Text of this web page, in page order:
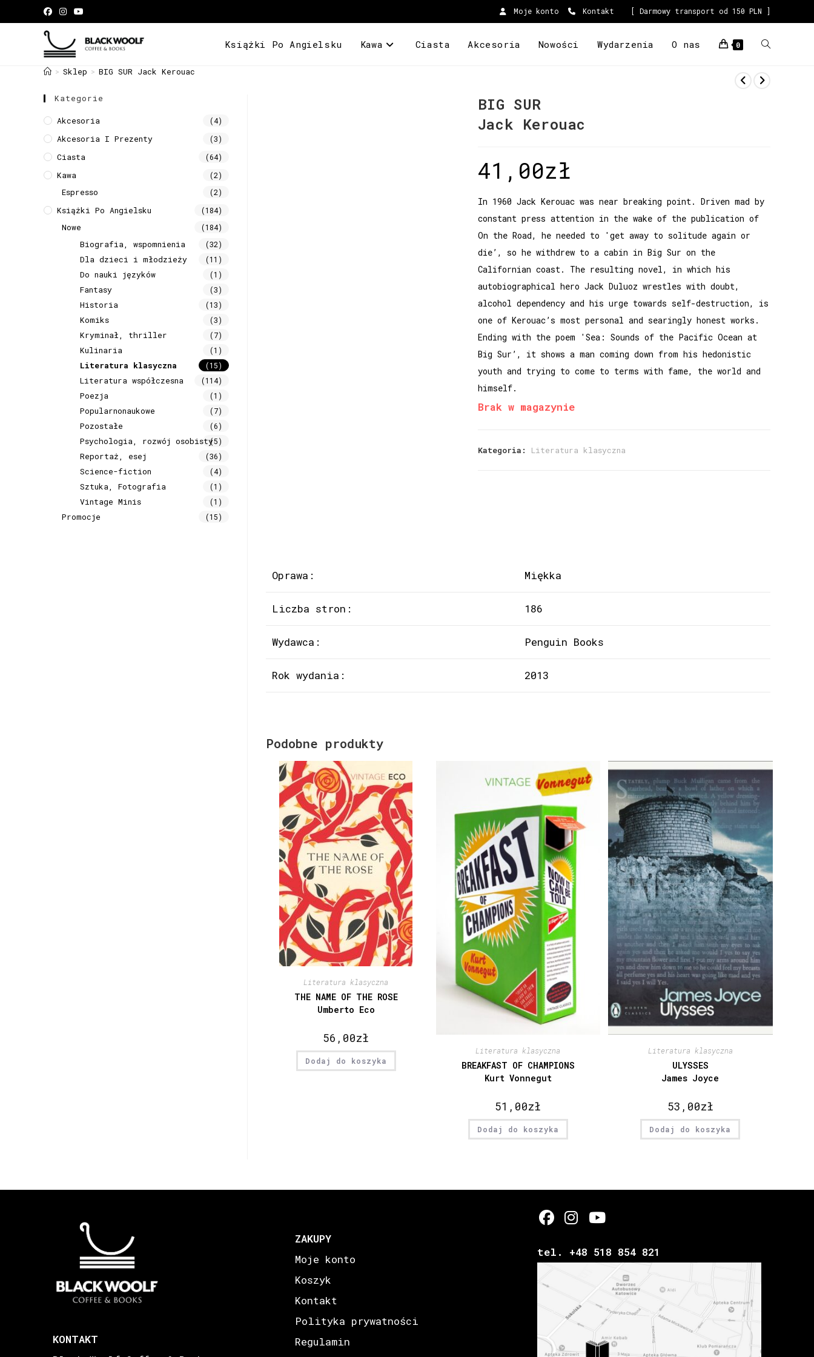
Moje konto Kontakt [ Darmowy transport od 150 PLN ]
Książki Po Angielsku Kawa Ciasta Akcesoria Nowości Wydarzenia O nas 0
> Sklep > BIG SUR Jack Kerouac
BIG SUR
Jack Kerouac
41,00zł
In 1960 Jack Kerouac was near breaking point. Driven mad by
constant press attention in the wake of the publication of
On the Road, he needed to 'get away to solitude again or
die’, so he withdrew to a cabin in Big Sur on the
Californian coast. The resulting novel, in which his
autobiographical hero Jack Duluoz wrestles with doubt,
alcohol dependency and his urge towards self-destruction, is
one of Kerouac’s most personal and searingly honest works.
Ending with the poem 'Sea: Sounds of the Pacific Ocean at
Big Sur’, it shows a man coming down from his hedonistic
youth and trying to come to terms with fame, the world and
himself.
Brak w magazynie
Kategoria: Literatura klasyczna
Oprawa: Miękka
Liczba stron: 186
Wydawca: Penguin Books
Rok wydania: 2013
Podobne produkty
Literatura klasyczna
THE NAME OF THE ROSE
Umberto Eco
56,00zł
Dodaj do koszyka
Literatura klasyczna
BREAKFAST OF CHAMPIONS
Kurt Vonnegut
51,00zł
Dodaj do koszyka
Literatura klasyczna
ULYSSES
James Joyce
53,00zł
Dodaj do koszyka
Kategorie
Akcesoria (4)
Akcesoria I Prezenty (3)
Ciasta (64)
Kawa (2)
Espresso (2)
Książki Po Angielsku (184)
Nowe (184)
Biografia, wspomnienia (32)
Dla dzieci i młodzieży (11)
Do nauki języków (1)
Fantasy (3)
Historia (13)
Komiks (3)
Kryminał, thriller (7)
Kulinaria (1)
Literatura klasyczna (15)
Literatura współczesna (114)
Poezja (1)
Popularnonaukowe (7)
Pozostałe (6)
Psychologia, rozwój osobisty(5)
Reportaż, esej (36)
Science-fiction (4)
Sztuka, Fotografia (1)
Vintage Minis (1)
Promocje (15)
KONTAKT
ZAKUPY
Moje konto
Koszyk
Kontakt
Polityka prywatności
Regulamin
tel. +48 518 854 821